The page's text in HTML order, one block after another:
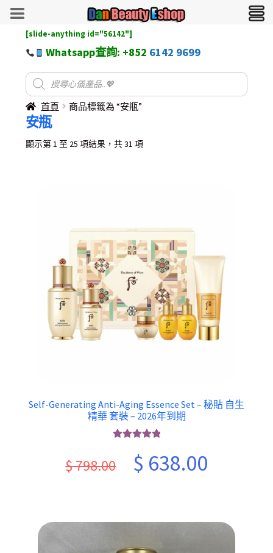
[slide-anything id="56142"]
Whatsapp查詢: +852 6142 9699
首頁 商品標籤為 “安瓶”
安瓶
顯示第 1 至 25 項結果，共 31 項Sorted
Self-Generating Anti-Aging Essence Set – 秘貼 自生
精華 套裝 – 2026年到期
分 5
$798.00
Original
price
$ 798.00.
$ 638.00Current
$ 638.00.